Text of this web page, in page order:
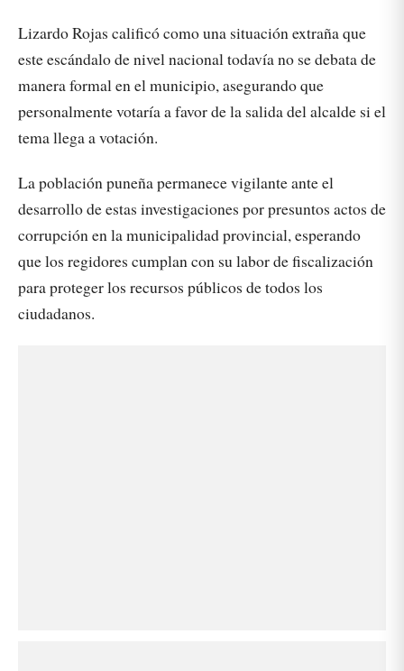
Lizardo Rojas calificó como una situación extraña que
este escándalo de nivel nacional todavía no se debata de
manera formal en el municipio, asegurando que
personalmente votaría a favor de la salida del alcalde si el
tema llega a votación.
La población puneña permanece vigilante ante el
desarrollo de estas investigaciones por presuntos actos de
corrupción en la municipalidad provincial, esperando
que los regidores cumplan con su labor de fiscalización
para proteger los recursos públicos de todos los
ciudadanos.